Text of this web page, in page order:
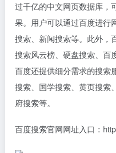
过千亿的中文网页数据库，
果。用户可以通过百度进行
搜索、新闻搜索等。此外，
搜索风云榜、硬盘搜索、百
百度还提供细分需求的搜索
搜索、国学搜索、黄页搜索
府搜索等。
百度搜索官网网址入口：